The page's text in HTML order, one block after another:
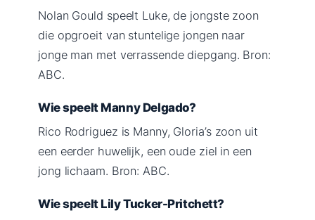
Nolan Gould speelt Luke, de jongste zoon
die opgroeit van stuntelige jongen naar
jonge man met verrassende diepgang. Bron:
ABC.
Wie speelt Manny Delgado?
Rico Rodriguez is Manny, Gloria’s zoon uit
een eerder huwelijk, een oude ziel in een
jong lichaam. Bron: ABC.
Wie speelt Lily Tucker-Pritchett?